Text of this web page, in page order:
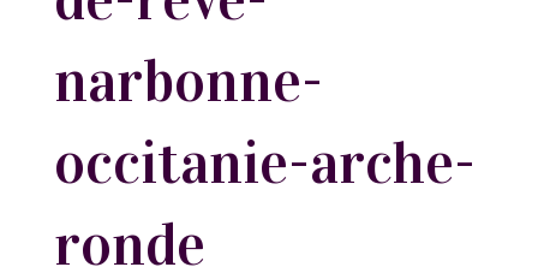
narbonne-
occitanie-arche-
ronde